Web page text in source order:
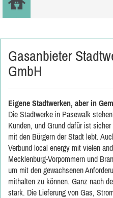
Gasanbieter
GmbH
Eigene Stadtwerken, aber in
Die Stadtwerke in Pasewalk
Kunden, und Grund dafür ist
mit den Bürgern der Stadt lebt.
Verbund local energy mit vielen
Mecklenburg-Vorpommern und
um mit den gewachsenen
mithalten zu können. Ganz nach
stark. Die Lieferung von Gas,